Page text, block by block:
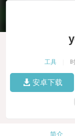
工具
安卓下载
简介